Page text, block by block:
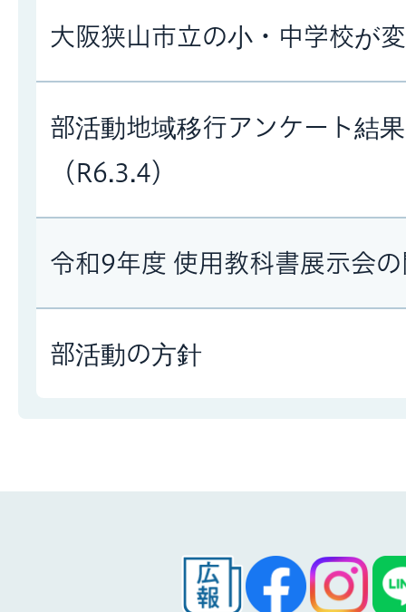
大阪狭山市立の小・中学校が
部活動地域移行アンケート結
（R6.3.4）
令和9年度 使用教科書展示会
部活動の方針